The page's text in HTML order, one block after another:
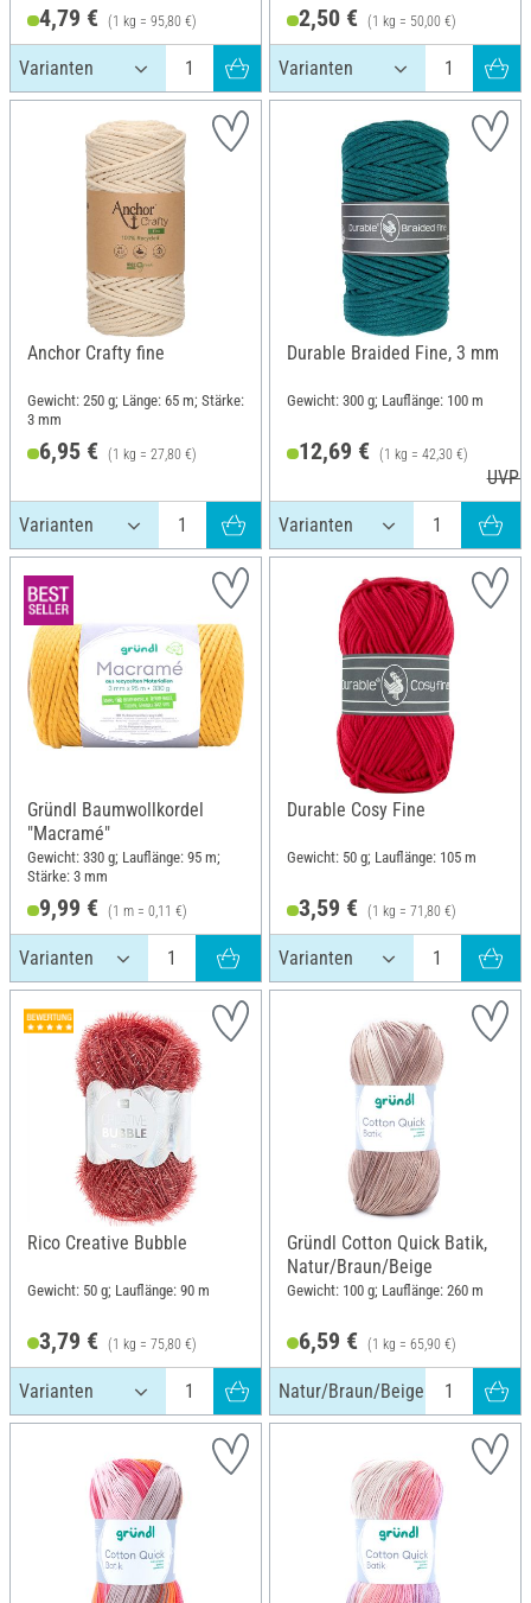
4,79 € (1 kg = 95,80 €) 2,50 € (1 kg = 50,00 €)
Anchor Crafty fine
Gewicht: 250 g; Länge: 65 m; Stärke:
3 mm
6,95 € (1 kg = 27,80 €)
Durable Braided Fine, 3 mm
Gewicht: 300 g; Lauflänge: 100 m
12,69 € (1 kg = 42,30 €)
UVP
Gründl Baumwollkordel
"Macramé"
Gewicht: 330 g; Lauflänge: 95 m;
Stärke: 3 mm
9,99 € (1 m = 0,11 €)
Durable Cosy Fine
Gewicht: 50 g; Lauflänge: 105 m
3,59 € (1 kg = 71,80 €)
Rico Creative Bubble
Gewicht: 50 g; Lauflänge: 90 m
3,79 € (1 kg = 75,80 €)
Gründl Cotton Quick Batik,
Natur/Braun/Beige
Gewicht: 100 g; Lauflänge: 260 m
6,59 € (1 kg = 65,90 €)
Natur/Braun/Beige